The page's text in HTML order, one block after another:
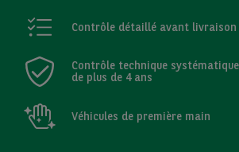
Contrôle détaillé avant livraison
Contrôle technique
de plus de 4 ans
Véhicules de première main